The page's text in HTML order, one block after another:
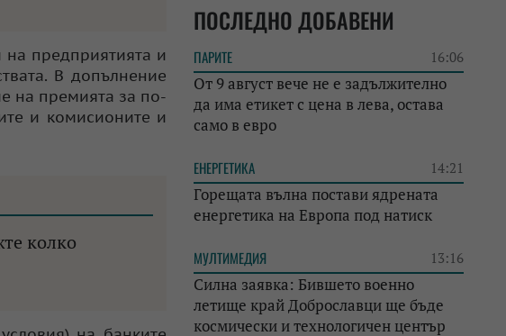
на предприятията и
В допълнение
на премията за по-
и комисионите и
колко
ПОСЛЕДНО ДОБАВЕНИ
ПАРИТЕ 16:06
От 9 август вече не е задължително
да има етикет с цена в лева, остава
само в евро
ЕНЕРГЕТИКА 14:21
Горещата вълна постави ядрената
енергетика на Европа под натиск
МУЛТИМЕДИЯ 13:16
Силна заявка: Бившето военно
летище край Доброславци ще бъде
космически и технологичен център